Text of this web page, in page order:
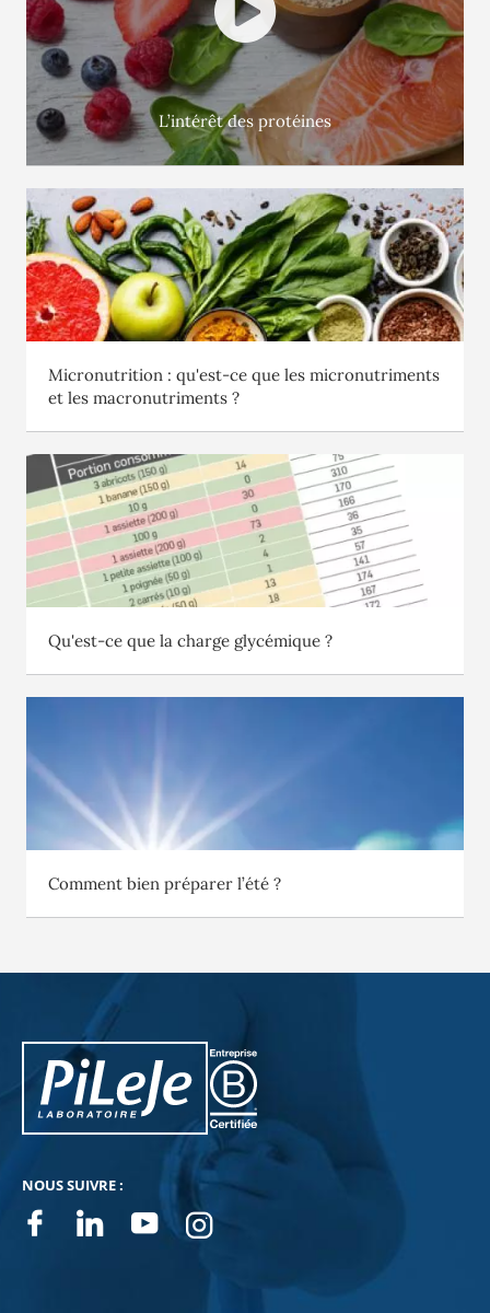
L’intérêt des protéines
Micronutrition : qu'est-ce que les micronutriments
et les macronutriments ?
Qu'est-ce que la charge glycémique ?
Comment bien préparer l’été ?
PiLeJe : informations complémentaires
NOUS SUIVRE :
Facebook
Linkedin
YoutubeInstagram